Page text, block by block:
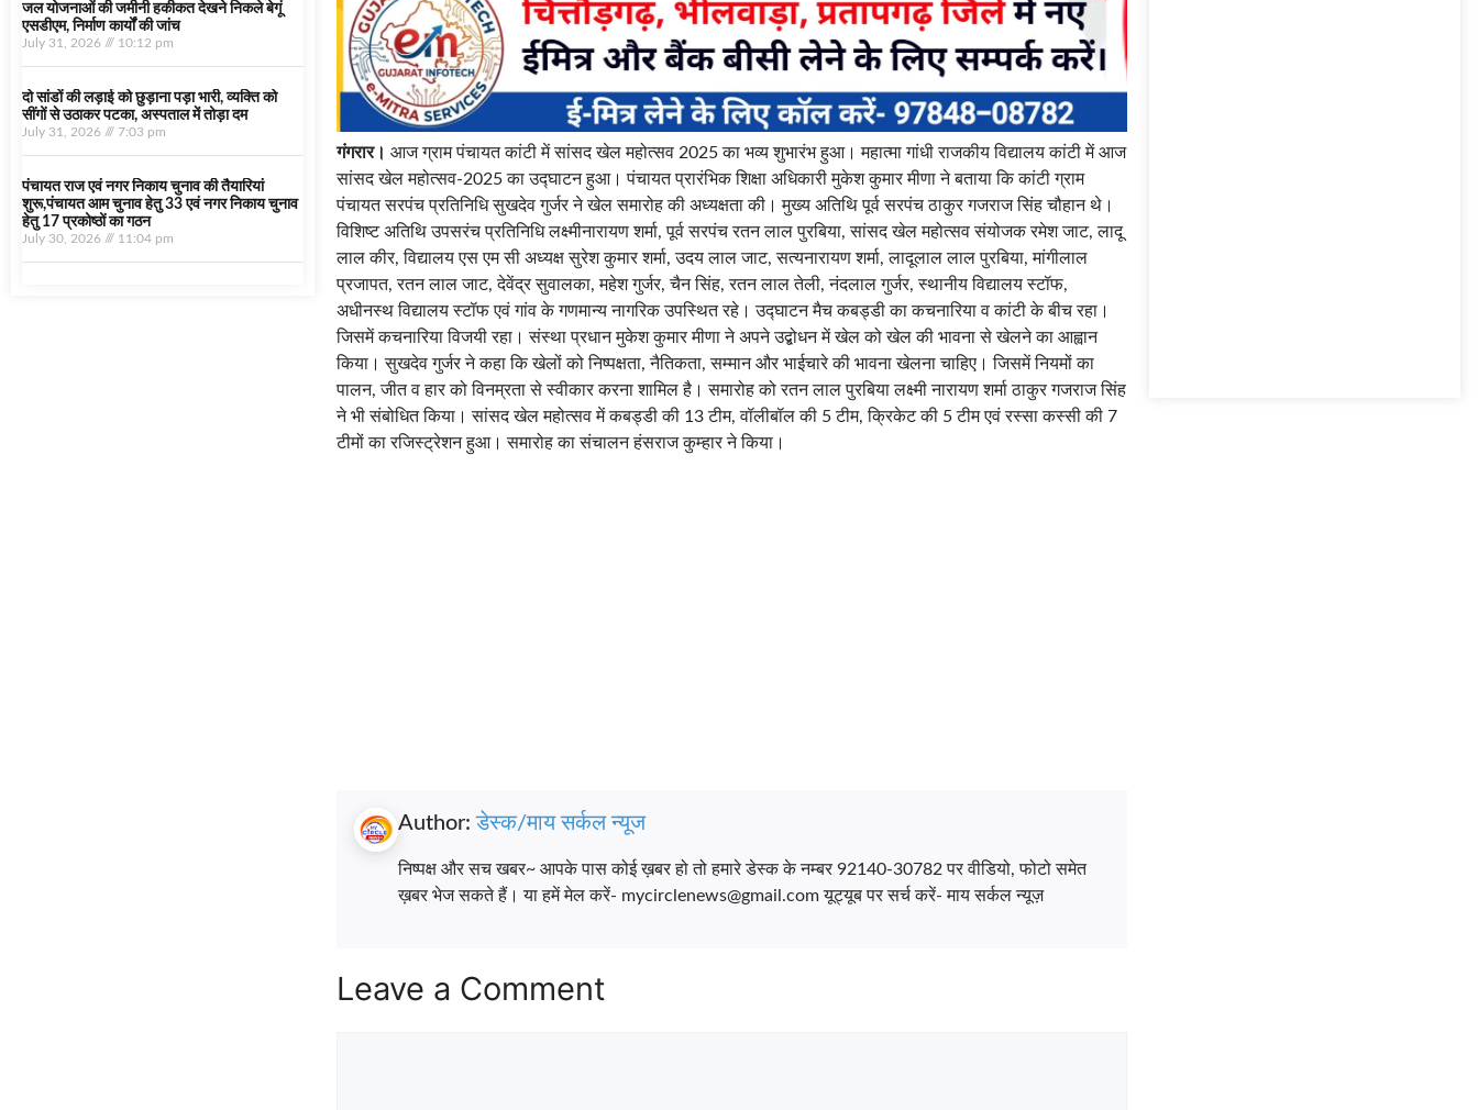
जल योजनाओं की जमीनी हकीकत देखने निकले बेगूं
एसडीएम, निर्माण कार्यों की जांच
July 31, 2026 10:12 pm
दो सांडों की लड़ाई को छुड़ाना पड़ा भारी, व्यक्ति को
सींगों से उठाकर पटका, अस्पताल में तोड़ा दम
July 31, 2026 7:03 pm
पंचायत राज एवं नगर निकाय चुनाव की तैयारियां
शुरू,पंचायत आम चुनाव हेतु 33 एवं नगर निकाय चुनाव
हेतु 17 प्रकोष्ठों का गठन
July 30, 2026 11:04 pm
गंगरार। आज ग्राम पंचायत कांटी में सांसद खेल महोत्सव 2025 का भव्य शुभारंभ हुआ। महात्मा गांधी राजकीय विद्यालय कांटी में आज
सांसद खेल महोत्सव-2025 का उद्घाटन हुआ। पंचायत प्रारंभिक शिक्षा अधिकारी मुकेश कुमार मीणा ने बताया कि कांटी ग्राम
पंचायत सरपंच प्रतिनिधि सुखदेव गुर्जर ने खेल समारोह की अध्यक्षता की। मुख्य अतिथि पूर्व सरपंच ठाकुर गजराज सिंह चौहान थे।
विशिष्ट अतिथि उपसरंच प्रतिनिधि लक्ष्मीनारायण शर्मा, पूर्व सरपंच रतन लाल पुरबिया, सांसद खेल महोत्सव संयोजक रमेश जाट, लादू
लाल कीर, विद्यालय एस एम सी अध्यक्ष सुरेश कुमार शर्मा, उदय लाल जाट, सत्यनारायण शर्मा, लादूलाल लाल पुरबिया, मांगीलाल
प्रजापत, रतन लाल जाट, देवेंद्र सुवालका, महेश गुर्जर, चैन सिंह, रतन लाल तेली, नंदलाल गुर्जर, स्थानीय विद्यालय स्टॉफ,
अधीनस्थ विद्यालय स्टॉफ एवं गांव के गणमान्य नागरिक उपस्थित रहे। उद्घाटन मैच कबड्डी का कचनारिया व कांटी के बीच रहा।
जिसमें कचनारिया विजयी रहा। संस्था प्रधान मुकेश कुमार मीणा ने अपने उद्बोधन में खेल को खेल की भावना से खेलने का आह्वान
किया। सुखदेव गुर्जर ने कहा कि खेलों को निष्पक्षता, नैतिकता, सम्मान और भाईचारे की भावना खेलना चाहिए। जिसमें नियमों का
पालन, जीत व हार को विनम्रता से स्वीकार करना शामिल है। समारोह को रतन लाल पुरबिया लक्ष्मी नारायण शर्मा ठाकुर गजराज सिंह
ने भी संबोधित किया। सांसद खेल महोत्सव में कबड्डी की 13 टीम, वॉलीबॉल की 5 टीम, क्रिकेट की 5 टीम एवं रस्सा कस्सी की 7
टीमों का रजिस्ट्रेशन हुआ। समारोह का संचालन हंसराज कुम्हार ने किया।
Author:डेस्क/माय सर्कल न्यूज
निष्पक्ष और सच खबर~ आपके पास कोई ख़बर हो तो हमारे डेस्क के नम्बर 92140-30782 पर वीडियो, फोटो समेत
ख़बर भेज सकते हैं। या हमें मेल करें- mycirclenews@gmail.com यूट्यूब पर सर्च करें- माय सर्कल न्यूज़
Leave a Comment